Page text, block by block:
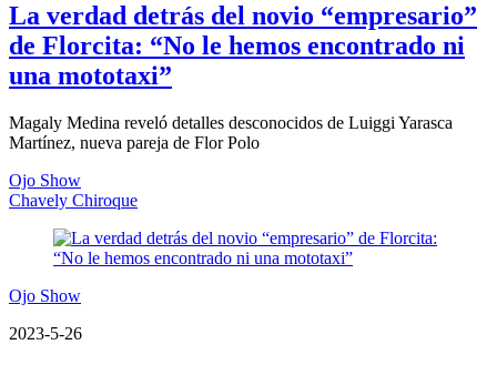
La verdad detrás del novio “empresario”
de Florcita: “No le hemos encontrado ni
una mototaxi”
Magaly Medina reveló detalles desconocidos de Luiggi Yarasca
Martínez, nueva pareja de Flor Polo
Ojo Show
Chavely Chiroque
Ojo Show
2023-5-26